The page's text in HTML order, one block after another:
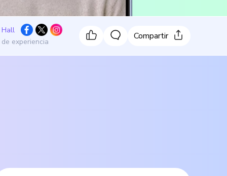
Hall
experiencia
Compartir